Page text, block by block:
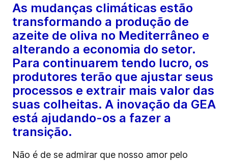
As mudanças climáticas estão
transformando a produção de
azeite de oliva no Mediterrâneo e
alterando a economia do setor.
Para continuarem tendo lucro, os
produtores terão que ajustar seus
processos e extrair mais valor das
suas colheitas. A inovação da GEA
está ajudando-os a fazer a
transição.
Não é de se admirar que nosso amor pelo